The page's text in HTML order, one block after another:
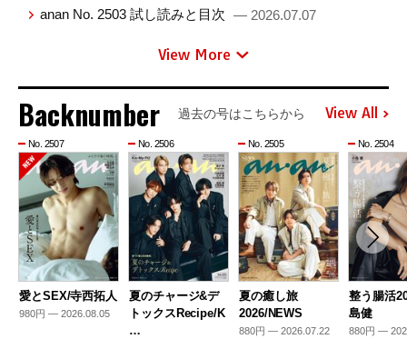
anan No. 2503 試し読みと目次 — 2026.07.07
View More
Backnumber 過去の号はこちらから View All
No. 2507
愛とSEX/寺西拓人
980円 — 2026.08.05
No. 2506
夏のチャージ&デ
トックスRecipe/K
…
No. 2505
夏の癒し旅
2026/NEWS
880円 — 2026.07.22
No. 2504
整う腸活
島健
880円 —